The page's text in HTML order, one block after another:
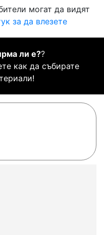
могат да видят
за да влезете
ли е??
как да събирате